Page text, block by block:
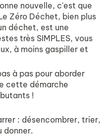
nouvelle, c'est que
Zéro Déchet, bien plus
déchet, est une
très SIMPLES, vous
à moins gaspiller et
à pas pour aborder
cette démarche
!
: désencombrer, trier,
donner.